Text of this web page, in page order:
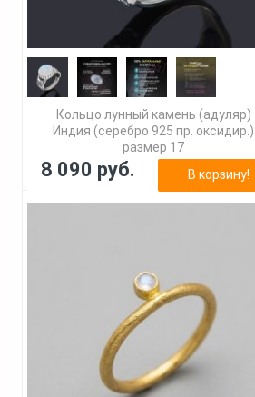
Кольцо лунный камень (адуляр)
Индия (серебро 925 пр. оксидир.)
размер 17
8 090 руб. В корзину!